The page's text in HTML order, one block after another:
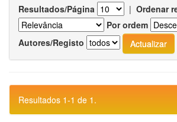
Resultados/Página | Ordenar
Por ordem
Autores/Registo
Resultados 1-1 de 1.